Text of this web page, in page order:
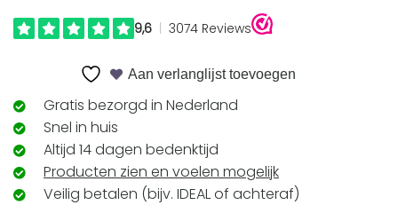
Aan verlanglijst toevoegen
Gratis bezorgd in Nederland
Snel in huis
Altijd 14 dagen bedenktijd
Producten zien en voelen mogelijk
Veilig betalen (bijv. IDEAL of achteraf)